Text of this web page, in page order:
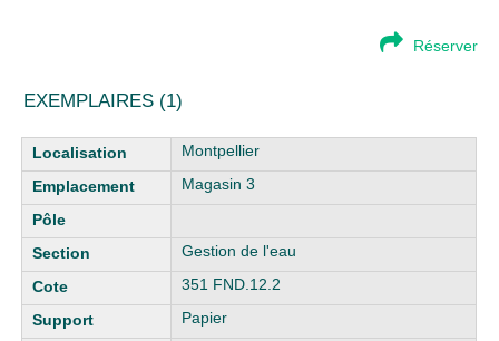
Réserver
EXEMPLAIRES (1)
Liste des exemplaires
Montpellier
Magasin 3
Gestion de l'eau
351 FND.12.2
Papier